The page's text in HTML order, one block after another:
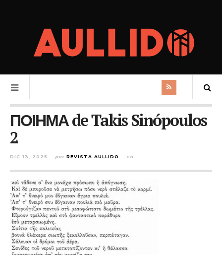
ΠΟΙΗΜΑ de Takis Sinópoulos
2
DIC 13, 2025 por REVISTA AULLIDO en